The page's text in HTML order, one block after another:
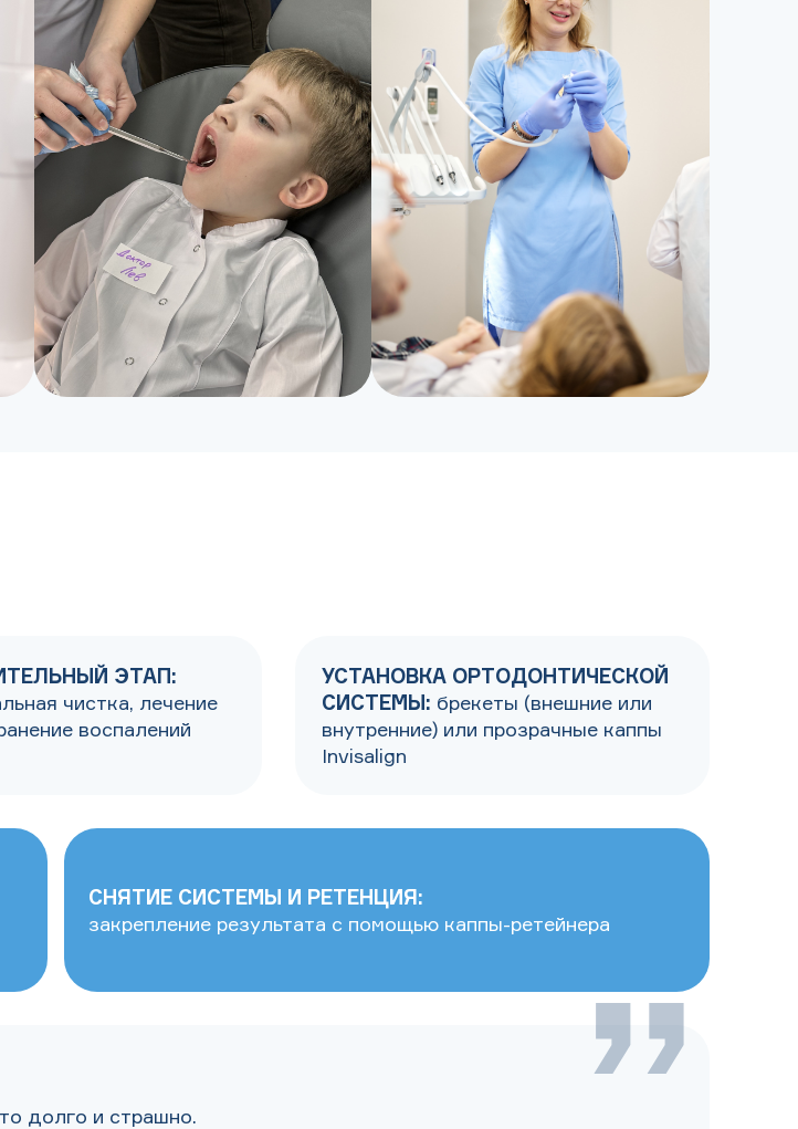
ЭТАП:
чистка, лечение
воспалений
УСТАНОВКА ОРТОДОНТИЧЕСКОЙ
СИСТЕМЫ: брекеты (внешние или
внутренние) или прозрачные каппы
Invisalign
СНЯТИЕ СИСТЕМЫ И РЕТЕНЦИЯ:
закрепление результата с помощью каппы-ретейнера
долго и страшно.